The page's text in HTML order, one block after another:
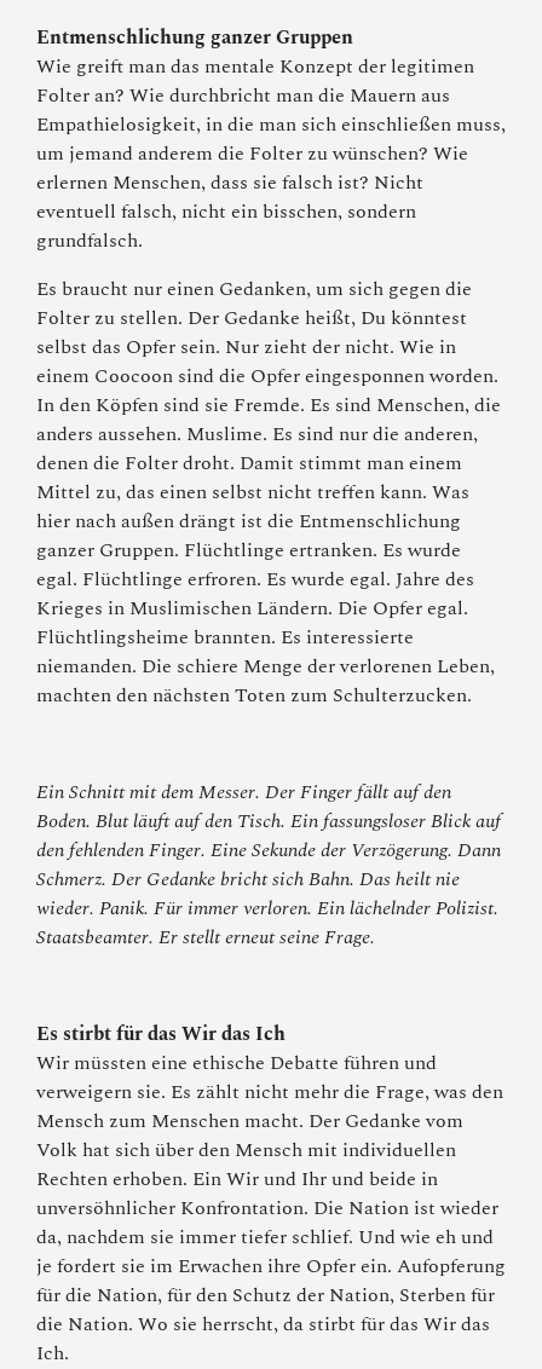
Entmenschlichung ganzer Gruppen
Wie greift man das mentale Konzept der legitimen
Folter an? Wie durchbricht man die Mauern aus
Empathielosigkeit, in die man sich einschließen muss,
um jemand anderem die Folter zu wünschen? Wie
erlernen Menschen, dass sie falsch ist? Nicht
eventuell falsch, nicht ein bisschen, sondern
grundfalsch.
Es braucht nur einen Gedanken, um sich gegen die
Folter zu stellen. Der Gedanke heißt, Du könntest
selbst das Opfer sein. Nur zieht der nicht. Wie in
einem Coocoon sind die Opfer eingesponnen worden.
In den Köpfen sind sie Fremde. Es sind Menschen, die
anders aussehen. Muslime. Es sind nur die anderen,
denen die Folter droht. Damit stimmt man einem
Mittel zu, das einen selbst nicht treffen kann. Was
hier nach außen drängt ist die Entmenschlichung
ganzer Gruppen. Flüchtlinge ertranken. Es wurde
egal. Flüchtlinge erfroren. Es wurde egal. Jahre des
Krieges in Muslimischen Ländern. Die Opfer egal.
Flüchtlingsheime brannten. Es interessierte
niemanden. Die schiere Menge der verlorenen Leben,
machten den nächsten Toten zum Schulterzucken.
Ein Schnitt mit dem Messer. Der Finger fällt auf den
Boden. Blut läuft auf den Tisch. Ein fassungsloser Blick auf
den fehlenden Finger. Eine Sekunde der Verzögerung. Dann
Schmerz. Der Gedanke bricht sich Bahn. Das heilt nie
wieder. Panik. Für immer verloren. Ein lächelnder Polizist.
Staatsbeamter. Er stellt erneut seine Frage.
Es stirbt für das Wir das Ich
Wir müssten eine ethische Debatte führen und
verweigern sie. Es zählt nicht mehr die Frage, was den
Mensch zum Menschen macht. Der Gedanke vom
Volk hat sich über den Mensch mit individuellen
Rechten erhoben. Ein Wir und Ihr und beide in
unversöhnlicher Konfrontation. Die Nation ist wieder
da, nachdem sie immer tiefer schlief. Und wie eh und
je fordert sie im Erwachen ihre Opfer ein. Aufopferung
für die Nation, für den Schutz der Nation, Sterben für
die Nation. Wo sie herrscht, da stirbt für das Wir das
Ich.